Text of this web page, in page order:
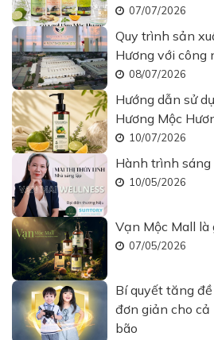
07/07/2026
Quy trình sản
Hương với công
08/07/2026
Hướng dẫn sử
Hương Mộc
10/07/2026
Hành trình
10/05/2026
Vạn Mộc Mall là
07/05/2026
Bí quyết tăng
đơn giản cho cả
bão